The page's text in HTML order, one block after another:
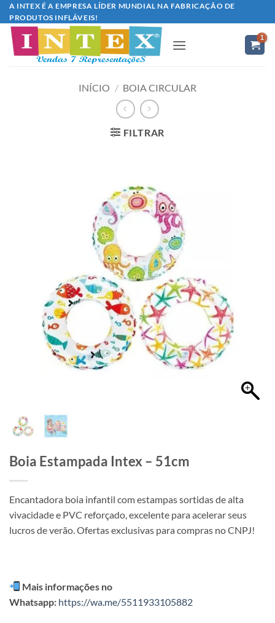
Skip
to
content
A INTEX É A EMPRESA LÍDER MUNDIAL NA FABRICAÇÃO DE
PRODUTOS INFLÁVEIS!
INÍCIO / BOIA CIRCULAR
FILTRAR
Boia Estampada Intex – 51cm
Encantadora boia infantil com estampas sortidas de alta
vivacidade e PVC reforçado, excelente para acelerar seus
lucros de verão. Ofertas exclusivas para compras no CNPJ!
Mais informações no
Whatsapp: https://wa.me/5511933105882